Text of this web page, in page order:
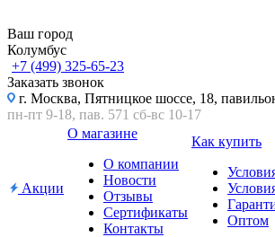
Ваш город
Колумбус
+7 (499) 325-65-23
Заказать звонок
г. Москва, Пятницкое шоссе, 18,
пн-пт 9-18, пав. 571 сб-вс 10-17
Акции
О магазине
О компании
Новости
Отзывы
Сертификаты
Контакты
Как купить
Оптом